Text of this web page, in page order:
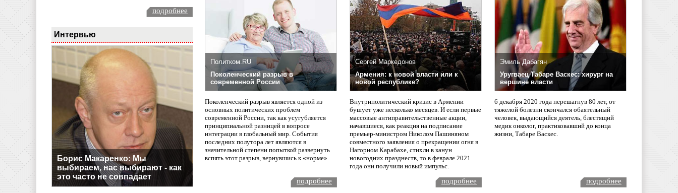
подробнее
Интервью
Борис Макаренко: Мы
выбираем, нас выбирают - как
это часто не совпадает
Политком.RU
Поколенческий разрыв в
современной России
Поколенческий разрыв является одной из
основных политических проблем
современной России, так как усугубляется
принципиальной разницей в вопросе
интеграции в глобальный мир. События
последних полутора лет являются в
значительной степени попыткой развернуть
вспять этот разрыв, вернувшись к «норме».
Сергей Маркедонов
Армения: к новой власти или к
новой республике?
Внутриполитический кризис в Армении
бушует уже несколько месяцев. И если первые
массовые антиправительственные акции,
начавшиеся, как реакция на подписание
премьер-министром Николом Пашиняном
совместного заявления о прекращении огня в
Нагорном Карабахе, стихли в канун
новогодних празднеств, то в феврале 2021
года они получили новый импульс.
Эмиль Дабагян
Уругваец Табаре Васкес: хирург на
вершине власти
6 декабря 2020 года перешагнув 80 лет, от
тяжелой болезни скончался обаятельный
человек, выдающийся деятель, блестящий
медик онколог, практиковавший до конца
жизни, Табаре Васкес.
подробнее подробнее подробнее